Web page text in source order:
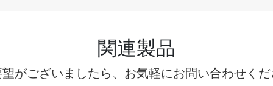
関連製品
がございましたら、お気軽にお問い合わせく